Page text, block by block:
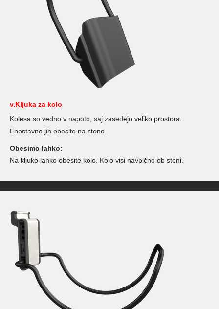
v.Kljuka za kolo
Kolesa so vedno v napoto, saj zasedejo veliko prostora.
Enostavno jih obesite na steno.
Obesimo lahko:
Na kljuko lahko obesite kolo. Kolo visi navpično ob steni.